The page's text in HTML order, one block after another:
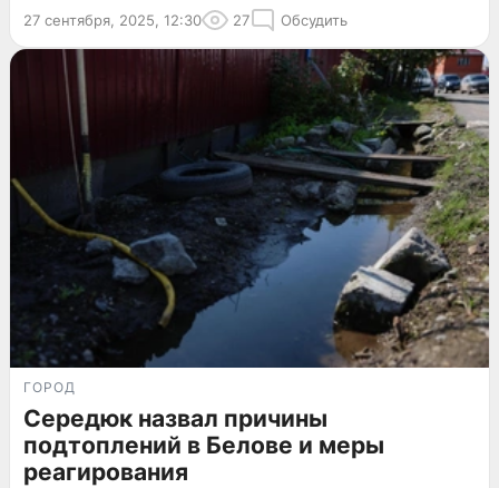
27 сентября, 2025, 12:30 27 Обсудить
ГОРОД
Середюк назвал причины
подтоплений в Белове и меры
реагирования